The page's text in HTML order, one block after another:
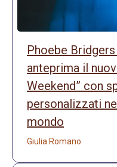
Phoebe
anteprima il
Weekend” con
personalizzati
mondo
Giulia Romano